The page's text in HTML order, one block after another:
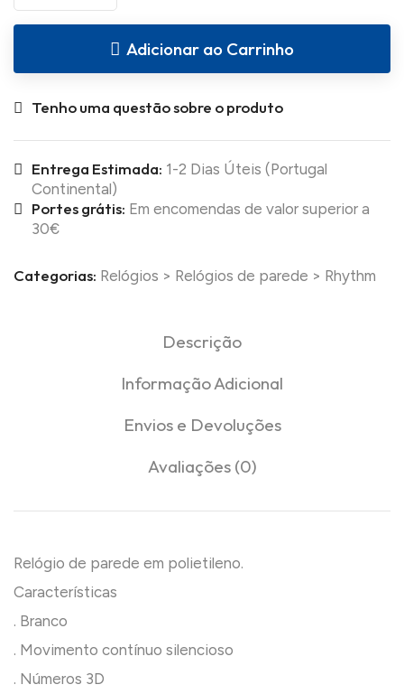
Adicionar ao Carrinho
Tenho uma questão sobre o produto
Entrega Estimada: 1-2 Dias Úteis (Portugal
Continental)
Portes grátis: Em encomendas de valor superior a
30€
Categorias: Relógios > Relógios de parede > Rhythm
Descrição
Informação Adicional
Envios e Devoluções
Avaliações (0)
Relógio de parede em polietileno.
Características
. Branco
. Movimento contínuo silencioso
. Números 3D